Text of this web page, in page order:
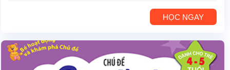
HỌC NGAY